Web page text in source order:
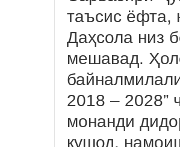
таъсис ёфта,
Даҳсола низ
мешавад.
2018 – 2028”
монанди
кушод,